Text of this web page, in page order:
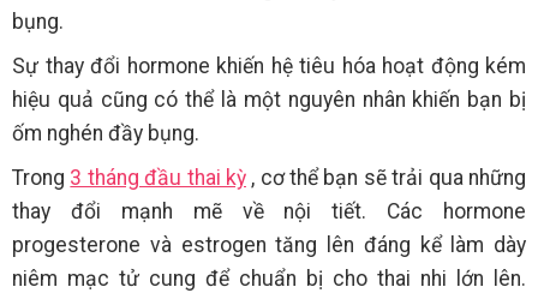
bụng.
Sự thay đổi hormone khiến hệ tiêu hóa hoạt động kém
hiệu quả cũng có thể là một nguyên nhân khiến bạn bị
ốm nghén đầy bụng.
Trong 3 tháng đầu thai kỳ, cơ thể bạn sẽ trải qua những
thay đổi mạnh mẽ về nội tiết. Các hormone
progesterone và estrogen tăng lên đáng kể làm dày
niêm mạc tử cung để chuẩn bị cho thai nhi lớn lên.